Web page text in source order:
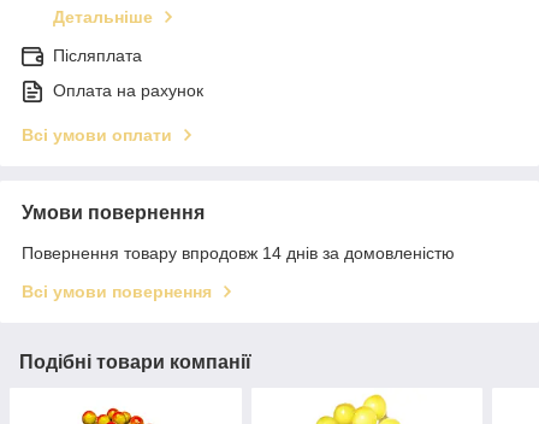
Детальніше
Післяплата
Оплата на рахунок
Всі умови оплати
Умови повернення
Повернення товару впродовж 14 днів за домовленістю
Всі умови повернення
Подібні товари компанії